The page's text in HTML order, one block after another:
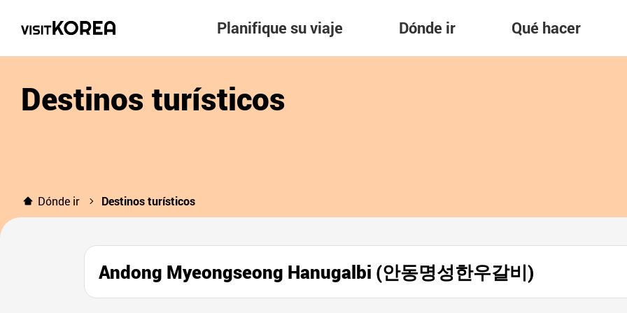
Planifique su viaje Dónde ir Qué hacer
Destinos turísticos
Dónde ir Destinos turísticos
Andong Myeongseong Hanugalbi (안동명성한우갈비)